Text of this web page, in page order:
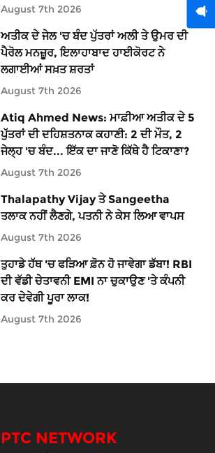
August 7th 2026
ਅਤੀਕ ਦੇ ਜੇਲ 'ਚ ਬੰਦ ਪੁੱਤਰਾਂ ਅਲੀ ਤੇ ਉਮਰ ਦੀ
ਪੈਰੋਲ ਮਨਜ਼ੂਰ, ਇਲਾਹਾਬਾਦ ਹਾਈਕੋਰਟ ਨੇ
ਲਗਾਈਆਂ ਸਖ਼ਤ ਸ਼ਰਤਾਂ
August 7th 2026
Atiq Ahmed News: ਮਾਫ਼ੀਆ ਅਤੀਕ ਦੇ 5
ਪੁੱਤਰਾਂ ਦੀ ਦਹਿਸ਼ਤਨਾਕ ਕਹਾਣੀ: 2 ਦੀ ਮੌਤ, 2
ਜੇਲ੍ਹ 'ਚ ਬੰਦ... ਇੱਕ ਦਾ ਜਾਣੋ ਕਿੱਥੇ ਹੈ ਟਿਕਾਣਾ?
August 7th 2026
Thalapathy Vijay ਤੇ Sangeetha
ਤਲਾਕ ਨਹੀਂ ਲੈਣਗੇ, ਪਤਨੀ ਨੇ ਕੇਸ ਲਿਆ ਵਾਪਸ
August 7th 2026
ਤੁਹਾਡੇ ਹੱਥ 'ਚ ਫੜਿਆ ਫ਼ੋਨ ਹੋ ਜਾਵੇਗਾ ਡੱਬਾ! RBI
ਦੀ ਵੱਡੀ ਚੇਤਾਵਨੀ EMI ਨਾ ਚੁਕਾਉਣ 'ਤੇ ਕੰਪਨੀ
ਕਰ ਦੇਵੇਗੀ ਪੂਰਾ ਲਾਕ!
August 7th 2026
PTC NETWORK